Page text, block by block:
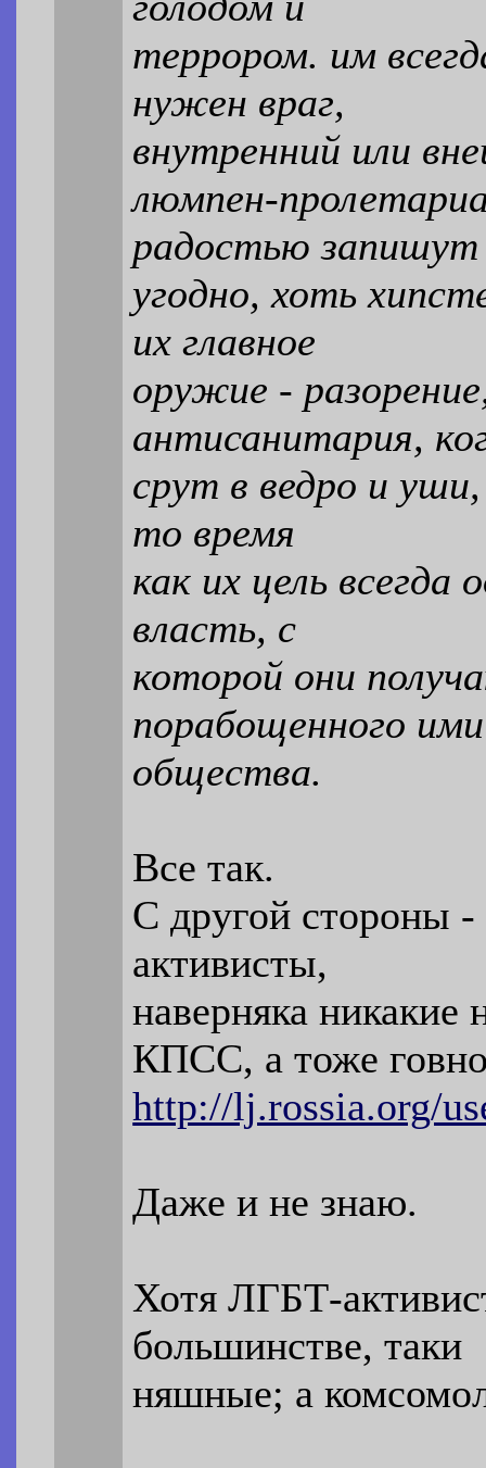
террором. им
нужен враг,
внутренний или
люмпен-
радостью запишут
угодно, хоть
их главное
оружие -
антисанитария,
срут в ведро и
то время
как их цель
власть, с
которой они
порабощенного ими
общества.
Все так.
С другой стороны
активисты,
наверняка
КПСС, а тоже
http://lj.rossia.org/
Даже и не знаю.
Хотя ЛГБТ-
большинстве, таки
няшные; а